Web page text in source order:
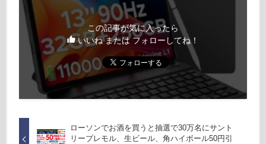
この記事が気に入ったら
いいね または フォローしてね！
ローソンでお酒を買うと抽選で30万名にサント
リープレモル、生ビール、角ハイボール50円引